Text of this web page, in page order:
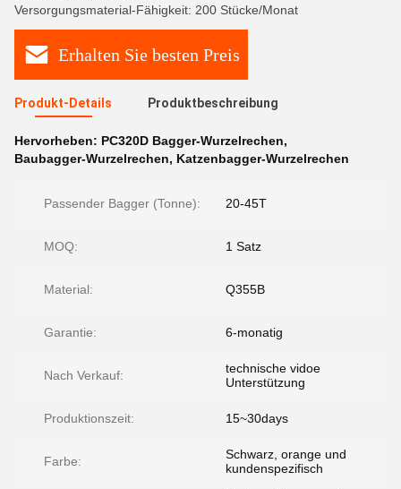
Versorgungsmaterial-Fähigkeit: 200 Stücke/Monat
Erhalten Sie besten Preis
Produkt-Details Produktbeschreibung
Hervorheben: PC320D Bagger-Wurzelrechen,
Baubagger-Wurzelrechen, Katzenbagger-Wurzelrechen
Passender Bagger (Tonne): 20-45T
MOQ: 1 Satz
Material: Q355B
Garantie: 6-monatig
Nach Verkauf:
technische vidoe
Unterstützung
Produktionszeit: 15~30days
Farbe:
Schwarz, orange und
kundenspezifisch